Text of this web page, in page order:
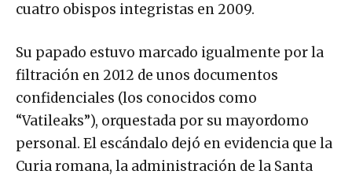
cuatro obispos integristas en 2009.
Su papado estuvo marcado igualmente por la
filtración en 2012 de unos documentos
confidenciales (los conocidos como
“Vatileaks”), orquestada por su mayordomo
personal. El escándalo dejó en evidencia que la
Curia romana, la administración de la Santa